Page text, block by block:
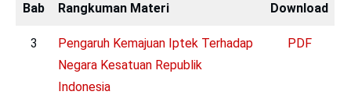
Bab Rangkuman Materi Download
3
Pengaruh Kemajuan Iptek Terhadap
Negara Kesatuan Republik
Indonesia
PDF